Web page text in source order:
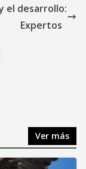
el desarrollo:
Expertos
Ver más